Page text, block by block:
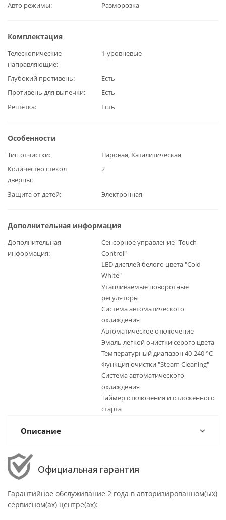
Авто режимы Разморозка
Комплектация
Телескопические
направляющие
1-уровневые
Глубокий противень
Есть
Противень для выпечки
Есть
Решётка
Есть
Особенности
Тип отчистки
Паровая, Каталитическая
Количество стекол
дверцы
2
Защита от детей Электронная
Дополнительная информация
Дополнительная
информация
Сенсорное управление "Touch
Control"
LED дисплей белого цвета "Cold
White"
Утапливаемые поворотные
регуляторы
Система автоматического
охлаждения
Автоматическое отключение
Эмаль легкой очистки серого цвета
Температурный диапазон 40-240 °C
Функция очистки "Steam Cleaning"
Система автоматического
охлаждения
Таймер отключения и отложенного
старта
Описание
Официальная гарантия
Гарантийное обслуживание 2 года в авторизированном(ых)
сервисном(ах) центре(ах):